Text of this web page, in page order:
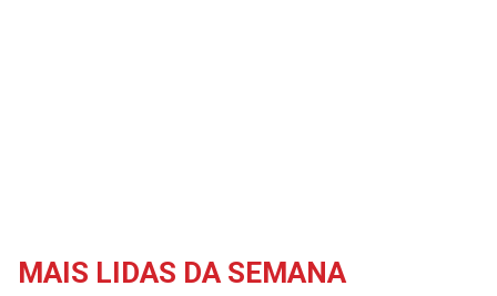
MAIS LIDAS DA SEMANA